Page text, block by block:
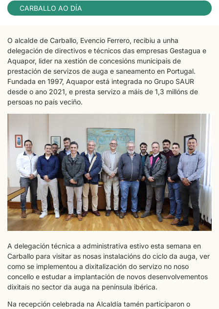
CARBALLO AO DÍA
O alcalde de Carballo, Evencio Ferrero, recibiu a unha
delegación de directivos e técnicos das empresas Gestagua e
Aquapor, lider na xestión de concesións municipais de
prestación de servizos de auga e saneamento en Portugal.
Fundada en 1997, Aquapor está integrada no Grupo SAUR
desde o ano 2021, e presta servizo a máis de 1,3 millóns de
persoas no país veciño.
A delegación técnica a administrativa estivo esta semana en
Carballo para visitar as nosas instalacións do ciclo da auga, ver
como se implementou a dixitalización do servizo no noso
concello e estudar a implantación de novos desenvolvementos
dixitais no sector da auga na península ibérica.
Na recepción celebrada na Alcaldía tamén participaron o